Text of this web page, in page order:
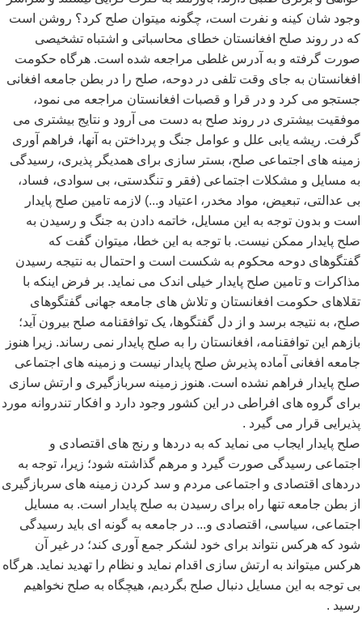
وجود شان کینه و نفرت است، چگونه میتوان صلح کرد؟ روشن است
که در روند صلح افغانستان خطای محاسباتی و اشتباه تشخیصی
صورت گرفته و به آدرس غلطی مراجعه شده است. هرگاه حکومت
افغانستان به جای وقت تلفی در دوحه، صلح را در بطن جامعه افغانی
جستجو می کرد و در قرا و قصبات افغانستان مراجعه می نمود،
موفقیت بیشتری در روند صلح به دست می آرود و نتایج بیشتری می
گرفت. ریشه یابی علل و عوامل جنگ و پرداختن به آنها، فراهم آوری
زمینه های اجتماعی صلح، بستر سازی برای همدیگر پذیری، رسیدگی
به مسایل و مشکلات اجتماعی (فقر و تنگدستی، بی سوادی، فساد،
بی عدالتی، تبعیض، مواد مخدر، اعتیاد و...) لازمه تامین صلح پایدار
است و بدون توجه به این مسایل، خاتمه دادن به جنگ و رسیدن به
صلح پایدار ممکن نیست. با توجه به این خطا، میتوان گفت که
گفتگوهای دوحه محکوم به شکست است و احتمال به نتیجه رسیدن
مذاکرات و تامین صلح پایدار خیلی اندک می نماید. بر فرض اینکه با
تقلاهای حکومت افغانستان و تلاش های جامعه جهانی گفتگوهای
صلح، به نتیجه برسد و از دل گفتگوها، یک توافقنامه صلح بیرون آید؛
بازهم این توافقنامه، افغانستان را به صلح پایدار نمی رساند. زیرا هنوز
جامعه افغانی آماده پذیرش صلح پایدار نیست و زمینه های اجتماعی
صلح پایدار فراهم نشده است. هنوز زمینه سربازگیری و ارتش سازی
برای گروه های افراطی در این کشور وجود دارد و افکار تندروانه مورد
پذیرایی قرار می گیرد .
صلح پایدار ایجاب می نماید که به دردها و رنج های اقتصادی و
اجتماعی رسیدگی صورت گیرد و مرهم گذاشته شود؛ زیرا، توجه به
دردهای اقتصادی و اجتماعی مردم و سد کردن زمینه های سربازگیری
از بطن جامعه تنها راه برای رسیدن به صلح پایدار است. به مسایل
اجتماعی، سیاسی، اقتصادی و... در جامعه به گونه ای باید رسیدگی
شود که هرکس نتواند برای خود لشکر جمع آوری کند؛ در غیر آن
هرکس میتواند به ارتش سازی اقدام نماید و نظام را تهدید نماید. هرگاه
بی توجه به این مسایل دنبال صلح بگردیم، هیچگاه به صلح نخواهیم
رسید .